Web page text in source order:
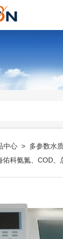
中心 > 多参数水
科氨氮、COD、